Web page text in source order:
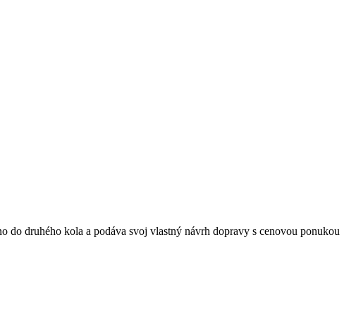
druhého kola a podáva svoj vlastný návrh dopravy s cenovou ponukou